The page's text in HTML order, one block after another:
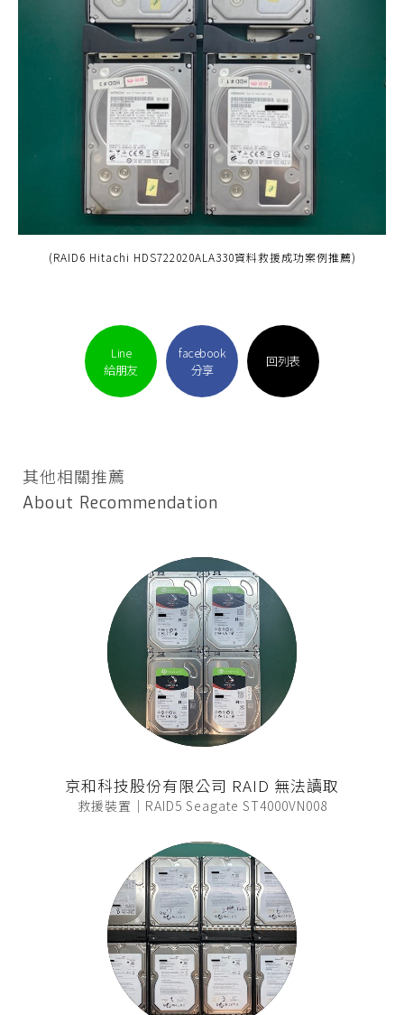
(RAID6 Hitachi HDS722020ALA330資料救援成功案例推薦)
Line
給朋友
facebook
分享
回列表
其他相關推薦
About Recommendation
京和科技股份有限公司 RAID 無法讀取
救援裝置｜RAID5 Seagate ST4000VN008